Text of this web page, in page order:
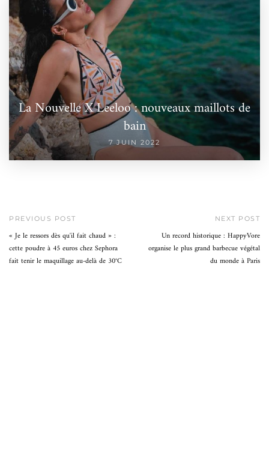
La Nouvelle X Leeloo : nouveaux maillots de
bain
7 JUIN 2022
PREVIOUS POST
« Je le ressors dès qu'il fait chaud » :
cette poudre à 45 euros chez Sephora
fait tenir le maquillage au-delà de 30°C
NEXT POST
Un record historique : HappyVore
organise le plus grand barbecue végétal
du monde à Paris